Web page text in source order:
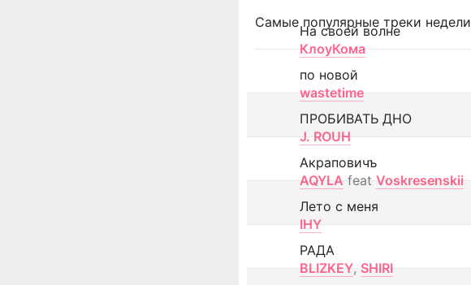
Самые популярные треки недели
На своей волне
КлоуКома
по новой
wastetime
ПРОБИВАТЬ ДНО
J. ROUH
Акраповичъ
AQYLA feat Voskresenskii
Лето с меня
IHY
РАДА
BLIZKEY, SHIRI